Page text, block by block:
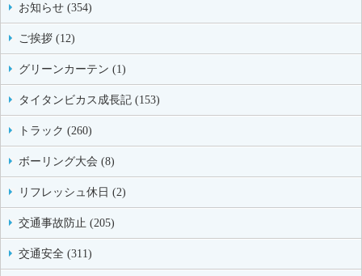
お知らせ (354)
ご挨拶 (12)
グリーンカーテン (1)
タイタンビカス成長記 (153)
トラック (260)
ボーリング大会 (8)
リフレッシュ休日 (2)
交通事故防止 (205)
交通安全 (311)